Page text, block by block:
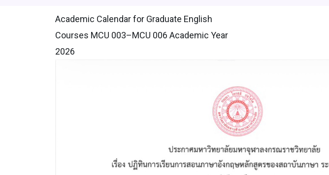
Academic Calendar for Graduate English
Courses MCU 003–MCU 006 Academic Year
2026